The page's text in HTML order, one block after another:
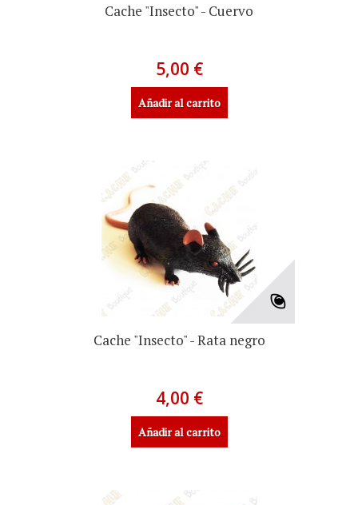
Cache "Insecto" - Cuervo
5,00 €
Añadir al carrito
Cache "Insecto" - Rata negro
4,00 €
Añadir al carrito